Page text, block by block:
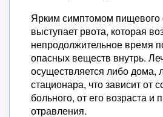
Ярким симптомом пищевого
выступает рвота, которая
непродолжительное время
опасных веществ внутрь.
осуществляется либо дома,
стационара, что зависит от
больного, от его возраста и
отравления.